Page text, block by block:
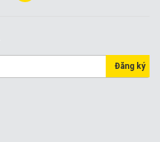
Đăng ký